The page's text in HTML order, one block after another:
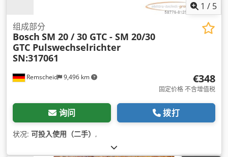
1 / 5
Remscheid 9,496 km
组成部分
Bosch SM 20 / 30 GTC - SM 20/30
GTC Pulswechselrichter
SN:317061
€348
固定价格 不含增值税
询问 拨打
状况: 可投入使用（二手） ,